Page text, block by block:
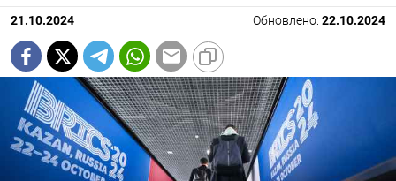
21.10.2024 Обновлено: 22.10.2024